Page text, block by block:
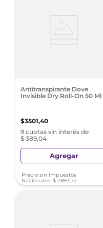
Antitranspirante Dove
Invisible Dry Roll-On 50 Ml
$3501,40
9 cuotas sin interés de
$ 389,04
Agregar
Precio sin Impuestos
Nacionales: $ 2893,72